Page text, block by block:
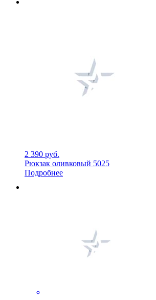
2 390 руб.
Рюкзак оливковый 5025
Подробнее